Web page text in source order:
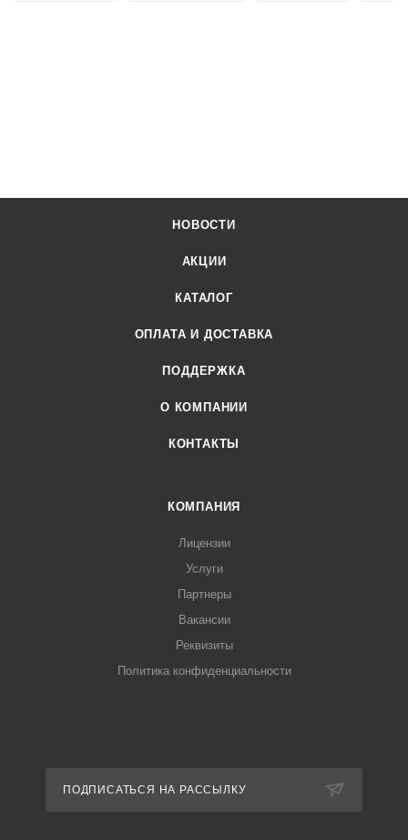
НОВОСТИ
АКЦИИ
КАТАЛОГ
ОПЛАТА И ДОСТАВКА
ПОДДЕРЖКА
О КОМПАНИИ
КОНТАКТЫ
КОМПАНИЯ
Лицензии
Услуги
Партнеры
Вакансии
Реквизиты
Политика конфиденциальности
ПОДПИСАТЬСЯ НА РАССЫЛКУ